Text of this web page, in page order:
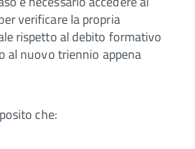
verificare la propria
rispetto al debito formativo
al nuovo triennio appena
che: